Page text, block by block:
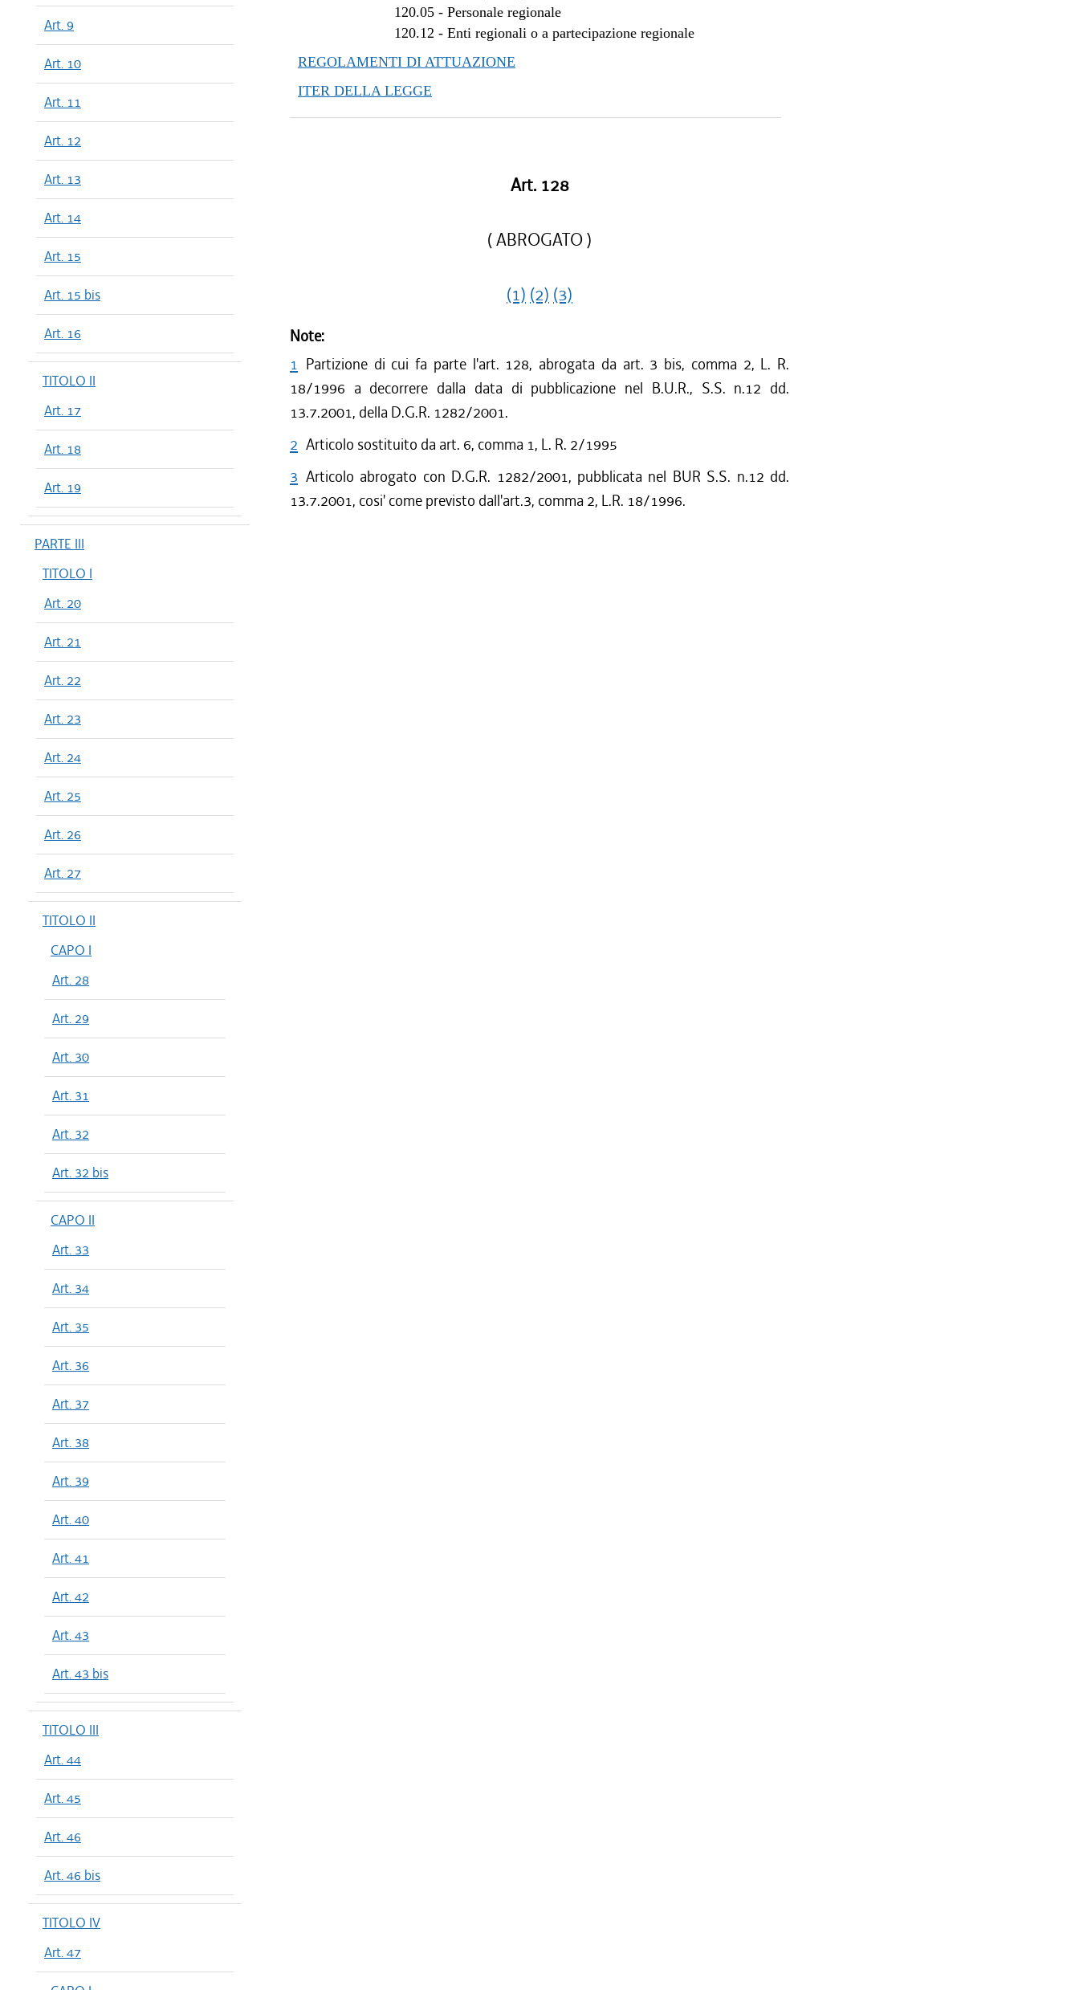
Art. 9
Art. 10
Art. 11
Art. 12
Art. 13
Art. 14
Art. 15
Art. 15 bis
Art. 16
TITOLO II
Art. 17
Art. 18
Art. 19
PARTE III
TITOLO I
Art. 20
Art. 21
Art. 22
Art. 23
Art. 24
Art. 25
Art. 26
Art. 27
TITOLO II
CAPO I
Art. 28
Art. 29
Art. 30
Art. 31
Art. 32
Art. 32 bis
CAPO II
Art. 33
Art. 34
Art. 35
Art. 36
Art. 37
Art. 38
Art. 39
Art. 40
Art. 41
Art. 42
Art. 43
Art. 43 bis
TITOLO III
Art. 44
Art. 45
Art. 46
Art. 46 bis
TITOLO IV
Art. 47
120.05 -Personale regionale
120.12 -Enti regionali o a partecipazione regionale
REGOLAMENTI DI ATTUAZIONE
ITER DELLA LEGGE
Art. 128
( ABROGATO )
(1) (2) (3)
Note:
1 Partizione di cui fa parte l'art. 128, abrogata da art. 3 bis, comma 2, L. R.
18/1996 a decorrere dalla data di pubblicazione nel B.U.R., S.S. n.12 dd.
13.7.2001, della D.G.R. 1282/2001.
2 Articolo sostituito da art. 6, comma 1, L. R. 2/1995
3 Articolo abrogato con D.G.R. 1282/2001, pubblicata nel BUR S.S. n.12 dd.
13.7.2001, cosi' come previsto dall'art.3, comma 2, L.R. 18/1996.